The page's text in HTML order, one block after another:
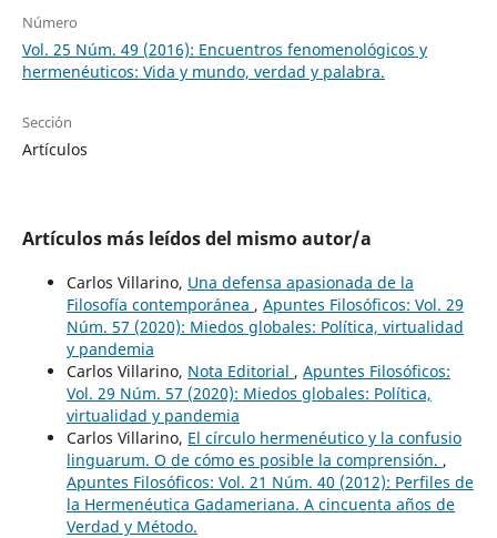
Número
Vol. 25 Núm. 49 (2016): Encuentros fenomenológicos y
hermenéuticos: Vida y mundo, verdad y palabra.
Sección
Artículos
Artículos más leídos del mismo autor/a
Carlos Villarino, Una defensa apasionada de la
Filosofía contemporánea , Apuntes Filosóficos: Vol. 29
Núm. 57 (2020): Miedos globales: Política, virtualidad
y pandemia
Carlos Villarino, Nota Editorial , Apuntes Filosóficos:
Vol. 29 Núm. 57 (2020): Miedos globales: Política,
virtualidad y pandemia
Carlos Villarino, El círculo hermenéutico y la confusio
linguarum. O de cómo es posible la comprensión. ,
Apuntes Filosóficos: Vol. 21 Núm. 40 (2012): Perfiles de
la Hermenéutica Gadameriana. A cincuenta años de
Verdad y Método.